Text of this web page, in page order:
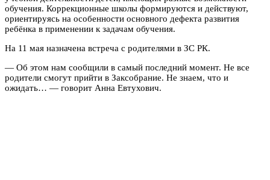
обучения. Коррекционные школы формируются и действуют,
ориентируясь на особенности основного дефекта развития
ребёнка в применении к задачам обучения.
На 11 мая назначена встреча с родителями в ЗС РК.
— Об этом нам сообщили в самый последний момент. Не все
родители смогут прийти в Заксобрание. Не знаем, что и
ожидать… — говорит Анна Евтухович.